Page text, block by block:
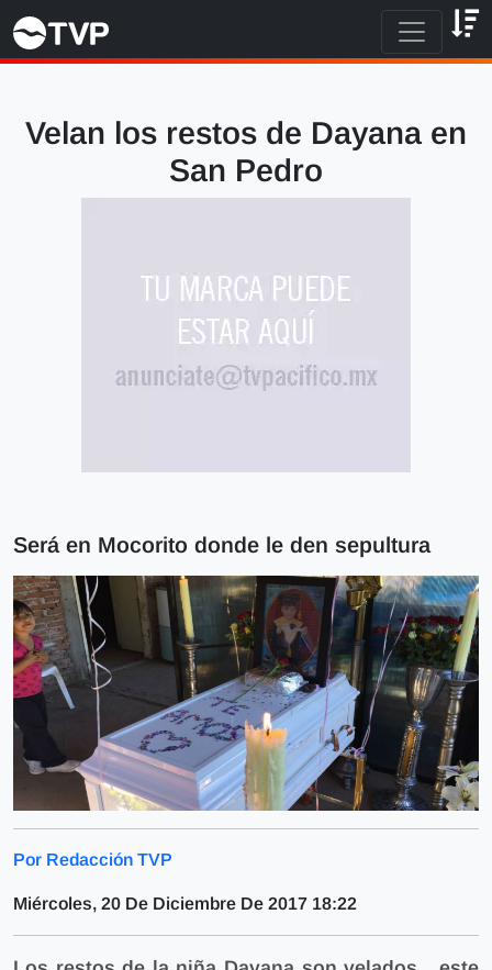
Velan los restos de Dayana en
San Pedro
Será en Mocorito donde le den sepultura
Por Redacción TVP
Miércoles, 20 De Diciembre De 2017 18:22